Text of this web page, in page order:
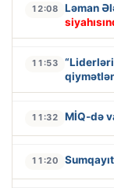
12:08 Ləman
11:53
11:32 MİQ-də
11:20